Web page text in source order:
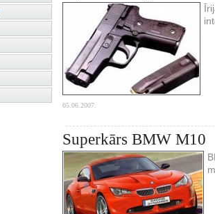
05.06.2007.
Superkārs BMW M10